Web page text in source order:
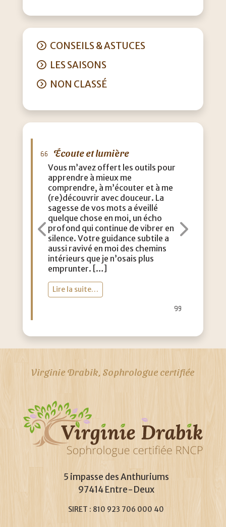
CONSEILS & ASTUCES
LES SAISONS
NON CLASSÉ
Écoute et lumière
Vous m’avez offert les outils pour
apprendre à mieux me
comprendre, à m’écouter et à me
(re)découvrir avec douceur. La
sagesse de vos mots a éveillé
quelque chose en moi, un écho
profond qui continue de vibrer en
silence. Votre guidance subtile a
aussi ravivé en moi des chemins
intérieurs que je n’osais plus
emprunter. […]
Lire la suite…
Précédent
Virginie Drabik, Sophrologue certifiée
5 impasse des Anthuriums
97414 Entre-Deux
SIRET : 810 923 706 000 40